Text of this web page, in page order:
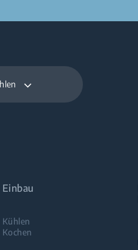
Einbau
Kühlen
Kochen